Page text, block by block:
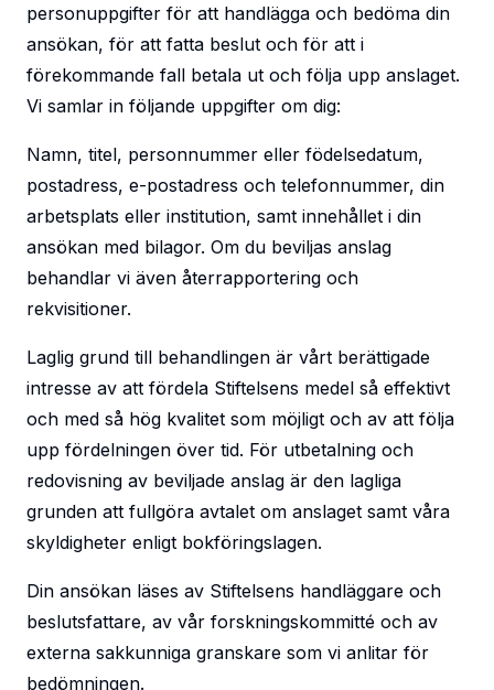
personuppgifter för att handlägga och bedöma din
ansökan, för att fatta beslut och för att i
förekommande fall betala ut och följa upp anslaget.
Vi samlar in följande uppgifter om dig:
Namn, titel, personnummer eller födelsedatum,
postadress, e-postadress och telefonnummer, din
arbetsplats eller institution, samt innehållet i din
ansökan med bilagor. Om du beviljas anslag
behandlar vi även återrapportering och
rekvisitioner.
Laglig grund till behandlingen är vårt berättigade
intresse av att fördela Stiftelsens medel så effektivt
och med så hög kvalitet som möjligt och av att följa
upp fördelningen över tid. För utbetalning och
redovisning av beviljade anslag är den lagliga
grunden att fullgöra avtalet om anslaget samt våra
skyldigheter enligt bokföringslagen.
Din ansökan läses av Stiftelsens handläggare och
beslutsfattare, av vår forskningskommitté och av
externa sakkunniga granskare som vi anlitar för
bedömningen.